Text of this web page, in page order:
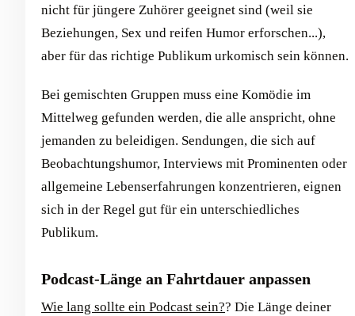
nicht für jüngere Zuhörer geeignet sind (weil sie
Beziehungen, Sex und reifen Humor erforschen...),
aber für das richtige Publikum urkomisch sein können.
Bei gemischten Gruppen muss eine Komödie im
Mittelweg gefunden werden, die alle anspricht, ohne
jemanden zu beleidigen. Sendungen, die sich auf
Beobachtungshumor, Interviews mit Prominenten oder
allgemeine Lebenserfahrungen konzentrieren, eignen
sich in der Regel gut für ein unterschiedliches
Publikum.
Podcast-Länge an Fahrtdauer anpassen
Wie lang sollte ein Podcast sein?? Die Länge deiner